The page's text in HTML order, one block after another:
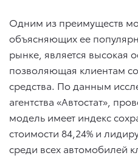
Одним из преимуществ
объясняющих ее
рынке, является высокая
позволяющая клиентам
средства. По данным
агентства «Автостат»,
модель имеет индекс
стоимости 84,24% и
среди всех автомобилей